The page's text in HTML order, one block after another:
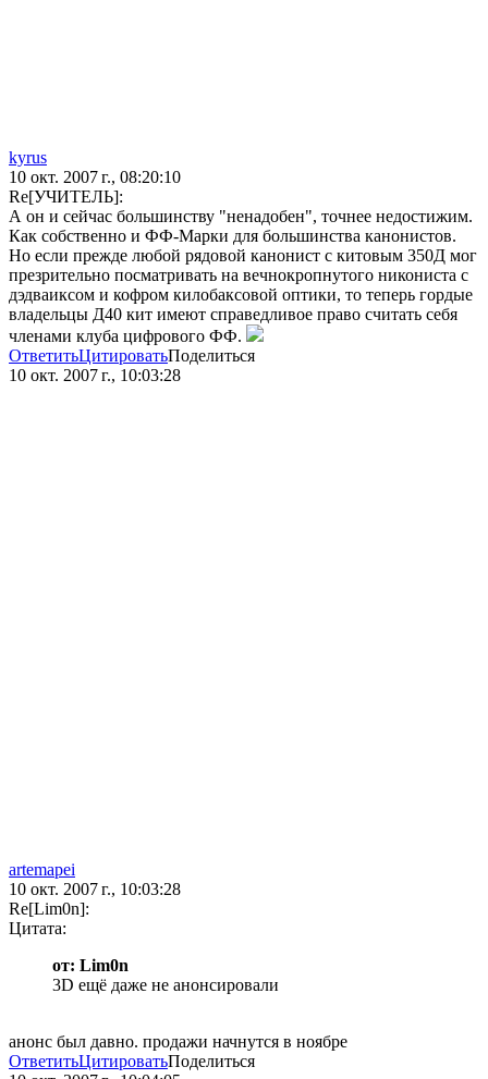
kyrus
10 окт. 2007 г., 08:20:10
Re[УЧИТЕЛЬ]:
А он и сейчас большинству "ненадобен", точнее недостижим.
Как собственно и ФФ-Марки для большинства канонистов.
Но если прежде любой рядовой канонист с китовым 350Д мог
презрительно посматривать на вечнокропнутого никониста с
дэдваиксом и кофром килобаксовой оптики, то теперь гордые
владельцы Д40 кит имеют справедливое право считать себя
членами клуба цифрового ФФ.
ОтветитьЦитироватьПоделиться
10 окт. 2007 г., 10:03:28
artemapei
10 окт. 2007 г., 10:03:28
Re[Lim0n]:
Цитата:
от: Lim0n
3D ещё даже не анонсировали
анонс был давно. продажи начнутся в ноябре
ОтветитьЦитироватьПоделиться